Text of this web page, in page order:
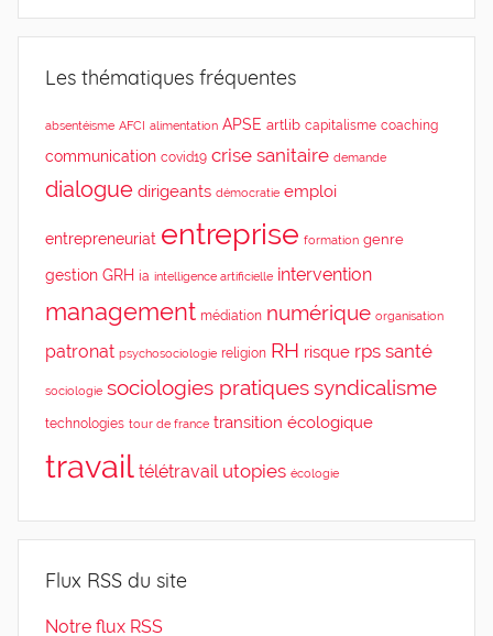
Les thématiques fréquentes
absentéisme AFCI alimentation APSE artlib capitalisme coaching
communication covid19 crise sanitaire demande
dialogue dirigeants démocratie emploi
entrepreneuriat entreprise formation genre
gestion GRH ia intelligence artificielle intervention
management médiation numérique organisation
patronat psychosociologie religion RH risque rps santé
sociologie sociologies pratiquessyndicalisme
technologies tour de france transition écologique
travail télétravail utopies écologie
Flux RSS du site
Notre flux RSS